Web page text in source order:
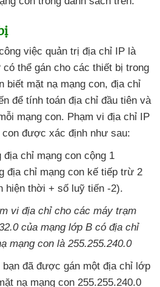
việc quản trị địa chỉ IP là
có thể gán cho các thiết bị trong
biết mặt nạ mạng con, địa chỉ
để tính toán địa chỉ đầu tiên và
mạng con. Phạm vi địa chỉ IP
con được xác định như sau:
chỉ mạng con cộng 1
địa chỉ mạng con kế tiếp trừ 2
hiện thời + số luỹ tiến -2).
vi địa chỉ cho các máy trạm
của mạng lớp B có địa chỉ
mạng con là 255.255.240.0
bạn đã được gán một địa chỉ lớp
nạ mạng con 255.255.240.0